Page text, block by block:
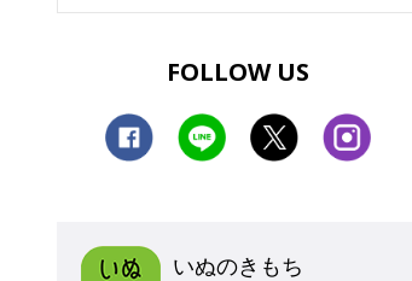
FOLLOW US
いぬのきもち